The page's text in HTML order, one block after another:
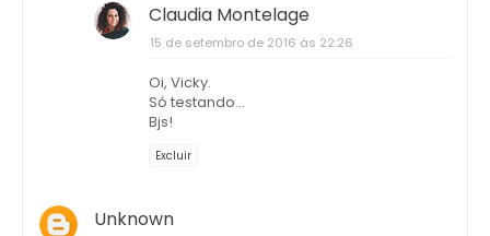
Claudia Montelage
15 de setembro de 2016 às 22:26
Oi, Vicky.
Só testando...
Bjs!
Excluir
Unknown